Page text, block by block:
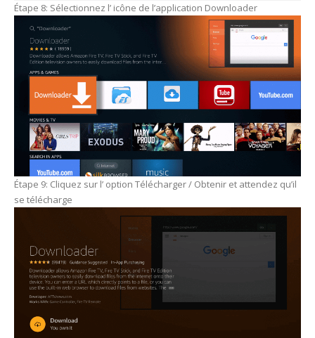
Étape 8: Sélectionnez l’ icône de l’application Downloader
Étape 9: Cliquez sur l’ option Télécharger / Obtenir et attendez qu’il
se télécharge